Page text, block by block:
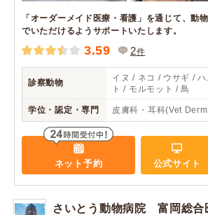
「オーダーメイド医療・看護」を通じて、動
でいただけるようサポートいたします。
3.59 2件
診察動物
イヌ / ネコ / ウサギ /
ト / モルモット / 鳥
学位・認定・専門 皮膚科・耳科(Vet
ネット予約 公式サイト
さいとう動物病院 富岡総合